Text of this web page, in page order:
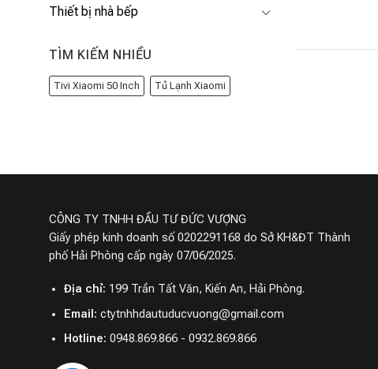
Thiết bị nhà bếp
TÌM KIẾM NHIỀU
Tivi Xiaomi 50 Inch Tủ Lạnh Xiaomi
CÔNG TY TNHH ĐẦU TƯ ĐỨC VƯỢNG
Giấy phép kinh doanh số 0202291168 do Sở KH&ĐT Thành
phố Hải Phòng cấp ngày 07/06/2025.
Địa chỉ: 199 Trần Tất Văn, Kiến An, Hải Phòng.
Email: ctytnhhdautuducvuong@gmail.com
Hotline: 0948.869.866 - 0932.869.866